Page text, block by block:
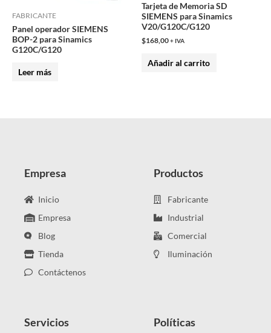
FABRICANTE
Panel operador SIEMENS
BOP-2 para Sinamics
G120C/G120
Leer más
Tarjeta de Memoria SD
SIEMENS para Sinamics
V20/G120C/G120
$168,00+ IVA
Añadir al carrito
Empresa
Inicio
Empresa
Blog
Tienda
Contáctenos
Productos
Fabricante
Industrial
Comercial
Iluminación
Servicios Políticas